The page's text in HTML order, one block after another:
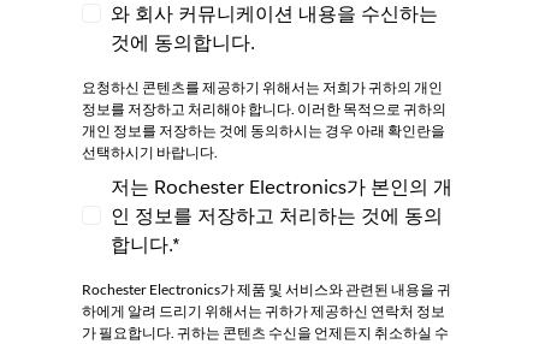
저는 Rochester Electronics의 뉴스레터와 회사
와 회사 커뮤니케이션 내용을 수신하는
것에 동의합니다.
요청하신 콘텐츠를 제공하기 위해서는 저희가 귀하의 개인
정보를 저장하고 처리해야 합니다. 이러한 목적으로 귀하의
개인 정보를 저장하는 것에 동의하시는 경우 아래 확인란을
선택하시기 바랍니다.
저는 Rochester Electronics가 본인의 개인 정보
저는 Rochester Electronics가 본인의 개
인 정보를 저장하고 처리하는 것에 동의
합니다.*
Rochester Electronics가 제품 및 서비스와 관련된 내용을 귀
하에게 알려 드리기 위해서는 귀하가 제공하신 연락처 정보
가 필요합니다. 귀하는 콘텐츠 수신을 언제든지 취소하실 수